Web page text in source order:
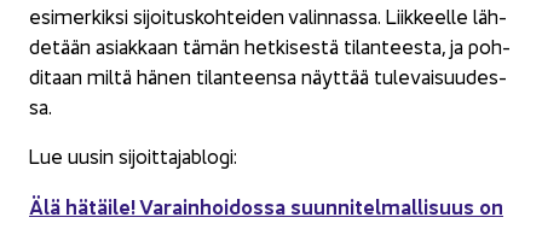
esi­mer­kik­si si­joi­tus­koh­tei­den va­lin­nas­sa. Liik­keel­le läh­
de­tään asiak­kaan tämän het­ki­ses­tä ti­lan­tees­ta, ja poh­
di­taan miltä hänen ti­lan­teen­sa näyt­tää tu­le­vai­suu­des­
sa.
Lue uusin si­joit­ta­ja­blo­gi:
Älä hä­täi­le! Va­rain­hoi­dos­sa suun­ni­tel­mal­li­suus on